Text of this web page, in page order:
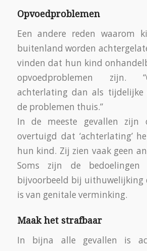
Opvoedproblemen
Een andere reden waarom
buitenland worden
vinden dat hun kind
opvoedproblemen zijn.
achterlating dan als tijdelijke
de problemen thuis.”
In de meeste gevallen zijn
overtuigd dat ‘achterlating’
hun kind. Zij zien vaak geen
Soms zijn de bedoelingen
bijvoorbeeld bij uithuwelijking
is van genitale verminking.
Maak het strafbaar
In bijna alle gevallen is